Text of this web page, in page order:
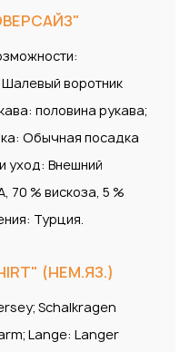
воротник
половина рукава;
Обычная посадка
уход: Внешний
% вискоза, 5 %
Турция.
(НЕМ.ЯЗ.)
Schalkragen
Lange: Langer